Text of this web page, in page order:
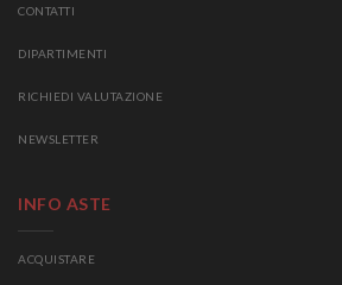
CONTATTI
DIPARTIMENTI
RICHIEDI VALUTAZIONE
NEWSLETTER
INFO ASTE
ACQUISTARE